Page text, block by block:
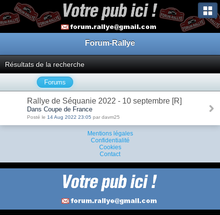
Forum-Rallye
Résultats de la recherche
Forums
Rallye de Séquanie 2022 - 10 septembre [R]
Dans Coupe de France
Posté le 14 Aug 2022 23:05 par davm25
Mentions légales
Confidentialité
Cookies
Contact